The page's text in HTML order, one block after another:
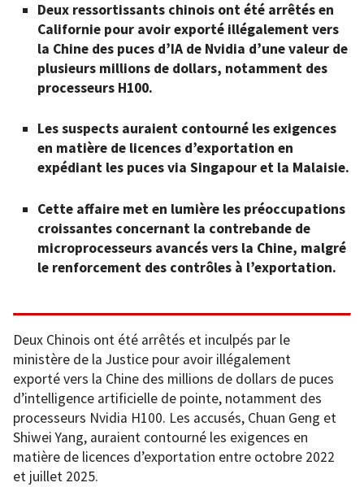
Deux ressortissants chinois ont été arrêtés en
Californie pour avoir exporté illégalement vers
la Chine des puces d’IA de Nvidia d’une valeur de
plusieurs millions de dollars, notamment des
processeurs H100.
Les suspects auraient contourné les exigences
en matière de licences d’exportation en
expédiant les puces via Singapour et la Malaisie.
Cette affaire met en lumière les préoccupations
croissantes concernant la contrebande de
microprocesseurs avancés vers la Chine, malgré
le renforcement des contrôles à l’exportation.
Deux Chinois ont été arrêtés et inculpés par le
ministère de la Justice pour avoir illégalement
exporté vers la Chine des millions de dollars de puces
d’intelligence artificielle de pointe, notamment des
processeurs Nvidia H100. Les accusés, Chuan Geng et
Shiwei Yang, auraient contourné les exigences en
matière de licences d’exportation entre octobre 2022
et juillet 2025.